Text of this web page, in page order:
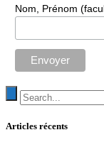
Nom, Prénom
Articles récents